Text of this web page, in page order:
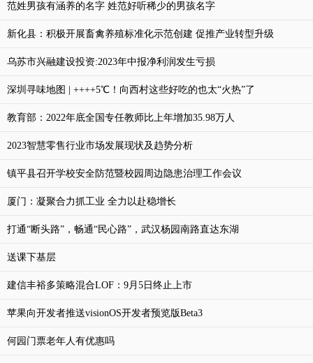
范姓男孩有涵养的名字 姓范好听稀少的男孩名字
新化县：积极开展畜禽养殖标准化示范创建 促推产业转型升级
乌苏市兴融建设投资:2023年中报净利润发生亏损
深圳寻味地图 | ++++5℃！向西村这些好吃的也太“火热”了
教育部：2022年底全国专任教师比上年增加35.98万人
2023智慧零售行业市场发展现状及趋势分析
镇平县召开学校安全防范暨校园周边隐患治理工作会议
厦门：凝聚合力抓工业 全力以赴稳增长
打通“断头路”，畅通“民心路”，武汉杨园南路直达东湖
送课下基层
建信丰裕多策略混合LOF：9月5日终止上市
苹果向开发者推送visionOS开发者预览版Beta3
何园门票老年人有优惠吗